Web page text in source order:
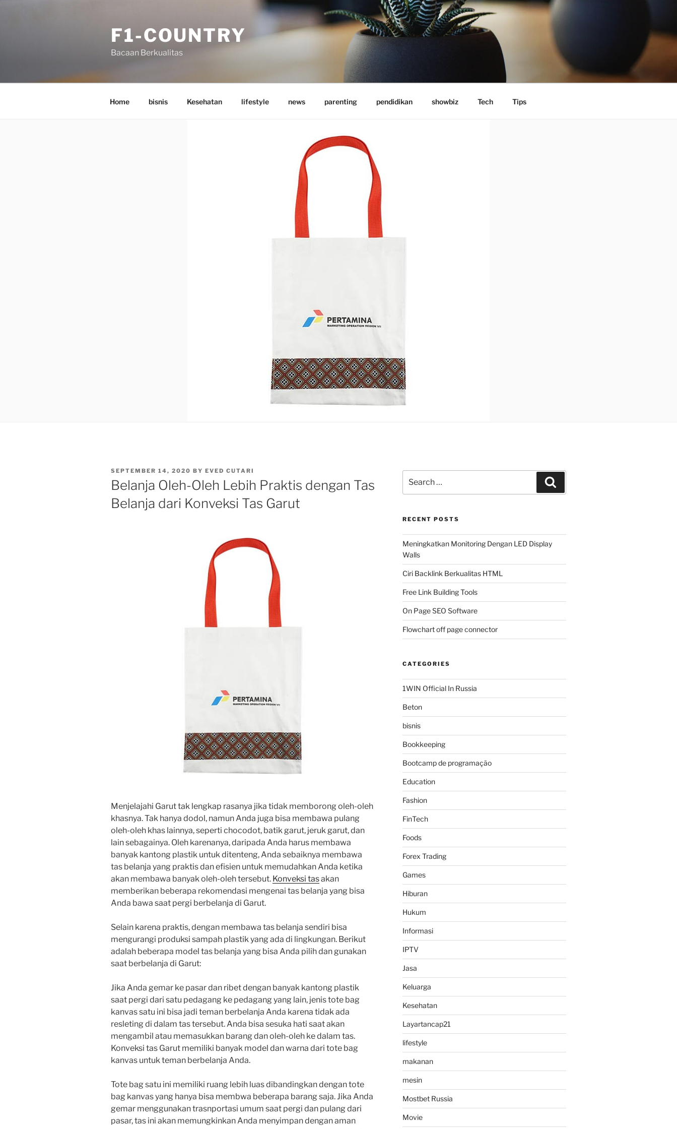
F1-COUNTRY
Bacaan Berkualitas
Home bisnis Kesehatan lifestyle news parenting pendidikan showbiz Tech Tips
POSTED
ON
SEPTEMBER 14, 2020 BY EVED CUTARI
Belanja Oleh-Oleh Lebih Praktis dengan Tas
Belanja dari Konveksi Tas Garut
Menjelajahi Garut tak lengkap rasanya jika tidak memborong oleh-oleh
khasnya. Tak hanya dodol, namun Anda juga bisa membawa pulang
oleh-oleh khas lainnya, seperti chocodot, batik garut, jeruk garut, dan
lain sebagainya. Oleh karenanya, daripada Anda harus membawa
banyak kantong plastik untuk ditenteng, Anda sebaiknya membawa
tas belanja yang praktis dan efisien untuk memudahkan Anda ketika
akan membawa banyak oleh-oleh tersebut. Konveksi tasakan
memberikan beberapa rekomendasi mengenai tas belanja yang bisa
Anda bawa saat pergi berbelanja di Garut.
Selain karena praktis, dengan membawa tas belanja sendiri bisa
mengurangi produksi sampah plastik yang ada di lingkungan. Berikut
adalah beberapa model tas belanja yang bisa Anda pilih dan gunakan
saat berbelanja di Garut:
Jika Anda gemar ke pasar dan ribet dengan banyak kantong plastik
saat pergi dari satu pedagang ke pedagang yang lain, jenis tote bag
kanvas satu ini bisa jadi teman berbelanja Anda karena tidak ada
resleting di dalam tas tersebut. Anda bisa sesuka hati saat akan
mengambil atau memasukkan barang dan oleh-oleh ke dalam tas.
Konveksi tas Garut memiliki banyak model dan warna dari tote bag
kanvas untuk teman berbelanja Anda.
Tote bag satu ini memiliki ruang lebih luas dibandingkan dengan tote
bag kanvas yang hanya bisa membwa beberapa barang saja. Jika Anda
gemar menggunakan trasnportasi umum saat pergi dan pulang dari
pasar, tas ini akan memungkinkan Anda menyimpan dengan aman
for:
RECENT POSTS
Meningkatkan Monitoring Dengan LED Display
Walls
Ciri Backlink Berkualitas HTML
Free Link Building Tools
On Page SEO Software
Flowchart off page connector
CATEGORIES
1WIN Official In Russia
Beton
bisnis
Bookkeeping
Bootcamp de programação
Education
Fashion
FinTech
Foods
Forex Trading
Games
Hiburan
Hukum
Informasi
IPTV
Jasa
Keluarga
Kesehatan
Layartancap21
lifestyle
makanan
mesin
Mostbet Russia
Movie